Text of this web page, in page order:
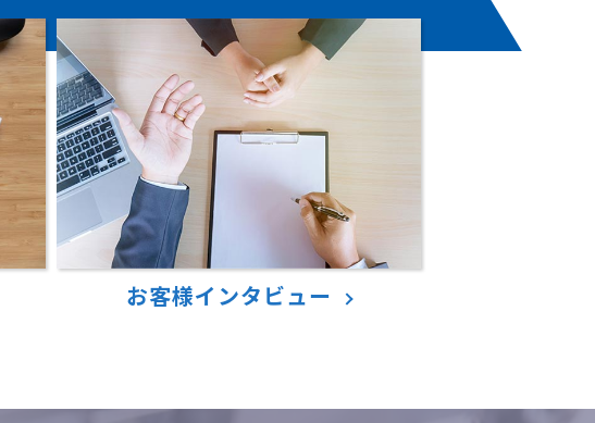
お客様インタビュー